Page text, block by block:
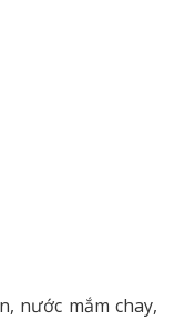
nước mắm chay,